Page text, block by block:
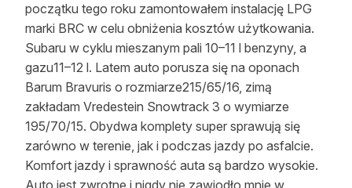
początku tego roku zamontowałem instalację LPG
marki BRC w celu obniżenia kosztów użytkowania.
Subaru w cyklu mieszanym pali 10–11 l benzyny, a
gazu11–12 l. Latem auto porusza się na oponach
Barum Bravuris o rozmiarze215/65/16, zimą
zakładam Vredestein Snowtrack 3 o wymiarze
195/70/15. Obydwa komplety super sprawują się
zarówno w terenie, jak i podczas jazdy po asfalcie.
Komfort jazdy i sprawność auta są bardzo wysokie.
Auto jest zwrotne i nigdy nie zawiodło mnie w